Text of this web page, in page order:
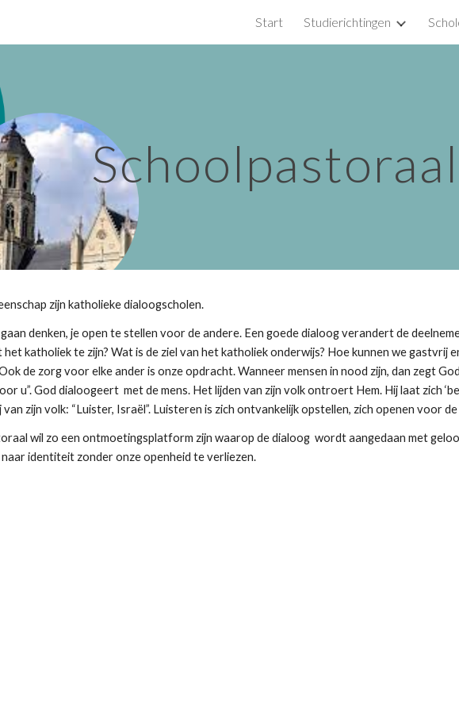
Skip to
Start Studierichtingen
Schoolpastoraal
zijn katholieke dialoogscholen.
denken, je open te stellen voor de andere. Een goede dialoog verandert de
katholiek te zijn? Wat is de ziel van het katholiek onderwijs? Hoe kunnen we gastvrij
de zorg voor elke ander is onze opdracht. Wanneer mensen in nood zijn, dan zegt
u”. God dialoogeert  met de mens. Het lijden van zijn volk ontroert Hem. Hij laat zich
zijn volk: “Luister, Israël”. Luisteren is zich ontvankelijk opstellen, zich openen voor
wil zo een ontmoetingsplatform zijn waarop de dialoog  wordt aangedaan met
identiteit zonder onze openheid te verliezen.